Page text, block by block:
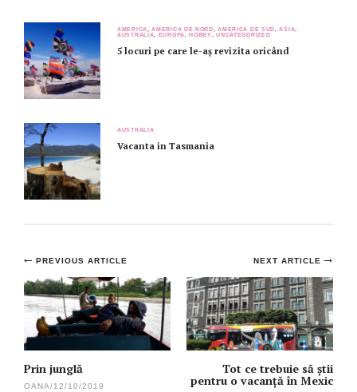
AMERICA ,AMERICA DE NORD ,AMERICA DE SUD ,ASIA
AUSTRALIA
EUROPA HOBBY UNCATEGORIZED
5 locuri pe care le-aș revizita oricând
AUSTRALIA
Vacanta in Tasmania
Post
navigation
NEXT ARTICLE
Tot ce trebuie să știi
pentru o vacanță în Mexic
PREVIOUS ARTICLE
Prin junglă
OANA/12/10/2019